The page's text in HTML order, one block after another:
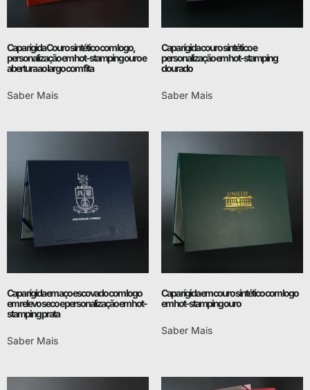
Capa rígida Couro sintético com logo,
personalização em hot-stamping ouro e
abertura ao largo com fita
Saber Mais
Capa rígida couro sintético e
personalização em hot-stamping
dourado
Saber Mais
Capa rígida em aço escovado com logo
em relevo seco e personalização em hot-
stamping prata
Saber Mais
Capa rígida em couro sintético com logo
em hot-stamping ouro
Saber Mais